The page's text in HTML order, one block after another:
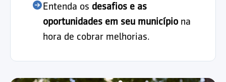
Entenda os desafios e as
oportunidades em seu município na
hora de cobrar melhorias.